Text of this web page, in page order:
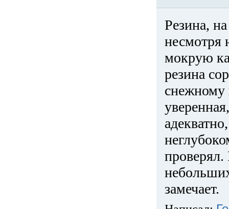
Резина,
несмотря
мокрую
резина
снежному
замечает.